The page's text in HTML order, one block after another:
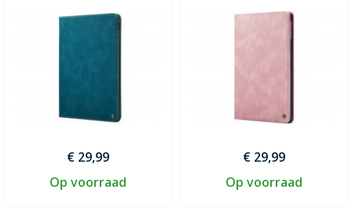
€ 29,99
Op voorraad
€ 29,99
Op voorraad